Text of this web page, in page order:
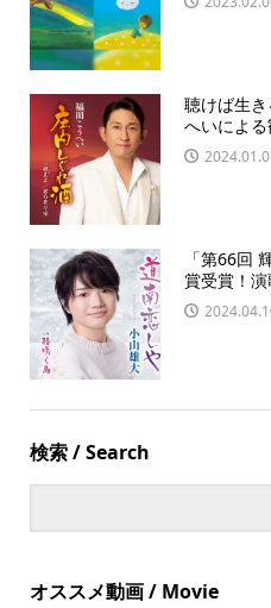
聴けば生
へいによる
「第66回
賞受賞！演
検索 / Search
オススメ動画 / Movie